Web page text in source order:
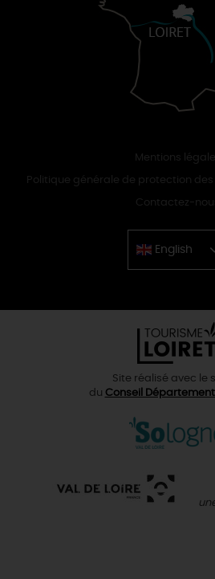
Mentions
Politique générale de protection
Contactez-
English
Chinese
Site réalisé avec le
du Conseil